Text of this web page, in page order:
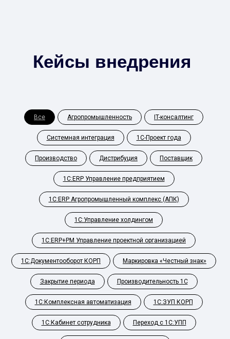
Кейсы внедрения
Все Агропромышленность IT-консалтинг
Системная интеграция 1С-Проект года
Производство Дистрибуция Поставщик
1С:ERP Управление предприятием
1С:ERP Агропромышленный комплекс (АПК)
1С:Управление холдингом
1С:ERP+PM Управление проектной организацией
1С:Документооборот КОРП Маркировка «Честный знак»
Закрытие периода Производительность 1С
1С:Комплексная автоматизация 1С:ЗУП КОРП
1С:Кабинет сотрудника Переход с 1С:УПП